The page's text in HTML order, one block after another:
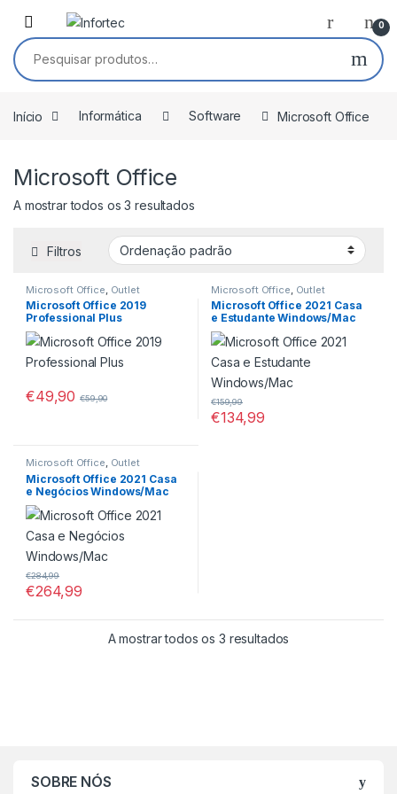
Saltar para navegação
Pular para o conteúdo
0
Pesquisar por:
Início Informática Software Microsoft Office
Microsoft Office
A mostrar todos os 3 resultados
Filtros
Microsoft Office Outlet
Microsoft Office 2019
Professional Plus
€49,90 €59,90
Microsoft Office Outlet
Microsoft Office 2021 Casa
e Estudante Windows/Mac
€134,99
€159,99
Microsoft Office, Outlet
Microsoft Office 2021 Casa
e Negócios Windows/Mac
€264,99
€284,99
A mostrar todos os 3 resultados
SOBRE NÓS